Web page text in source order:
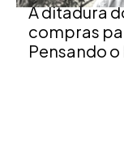
A ditadura
compras
Pensando